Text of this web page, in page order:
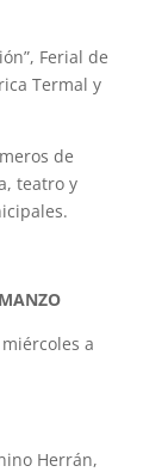
Ferial de
Termal y
de
teatro y
a
Herrán,